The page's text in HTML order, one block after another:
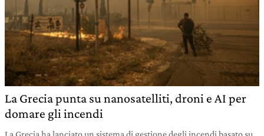
La Grecia punta su nanosatelliti, droni e AI per
domare gli incendi
La Grecia ha lanciato un sistema di gestione degli incendi basato su